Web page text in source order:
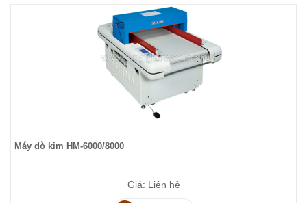
Máy dò kim HM-6000/8000
Giá: Liên hệ